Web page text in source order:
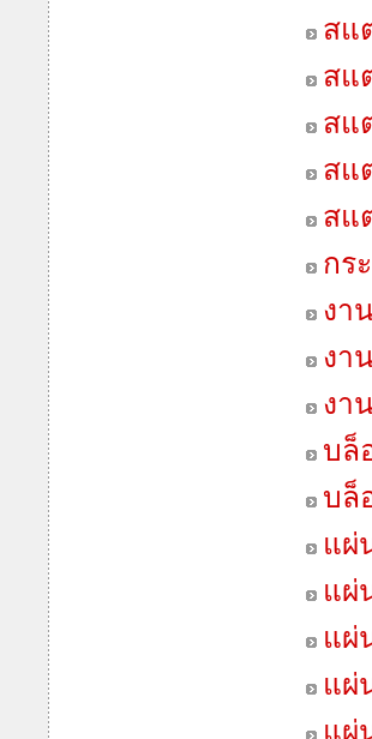
สแ
สแ
สแ
สแ
สแ
กร
งา
งา
งา
บล็
บล็
แผ่
แผ่
แผ่
แผ่
แผ่